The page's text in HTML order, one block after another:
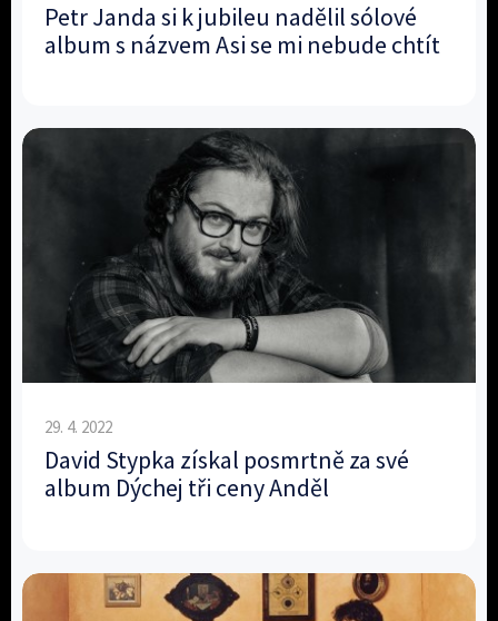
Petr Janda si k jubileu nadělil sólové
album s názvem Asi se mi nebude chtít
29. 4. 2022
David Stypka získal posmrtně za své
album Dýchej tři ceny Anděl